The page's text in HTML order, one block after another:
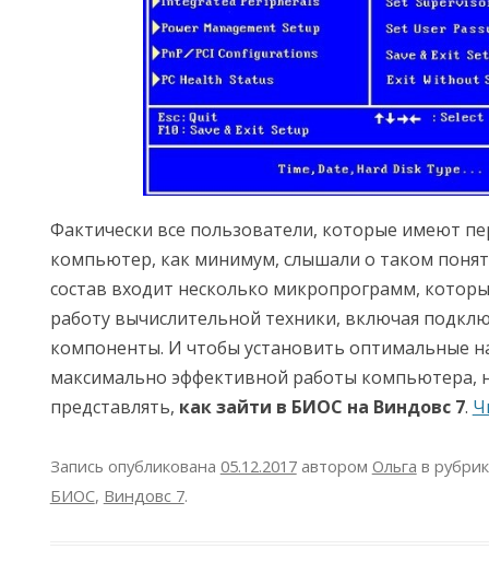
Фактически все пользователи, которые имеют
компьютер, как минимум, слышали о таком
состав входит несколько микропрограмм,
работу вычислительной техники, включая
компоненты. И чтобы установить оптимальные
максимально эффективной работы компьютера,
представлять, как зайти в БИОС на Виндовс 7.
Запись опубликована 05.12.2017автором Ольга в
БИОС, Виндовс 7.